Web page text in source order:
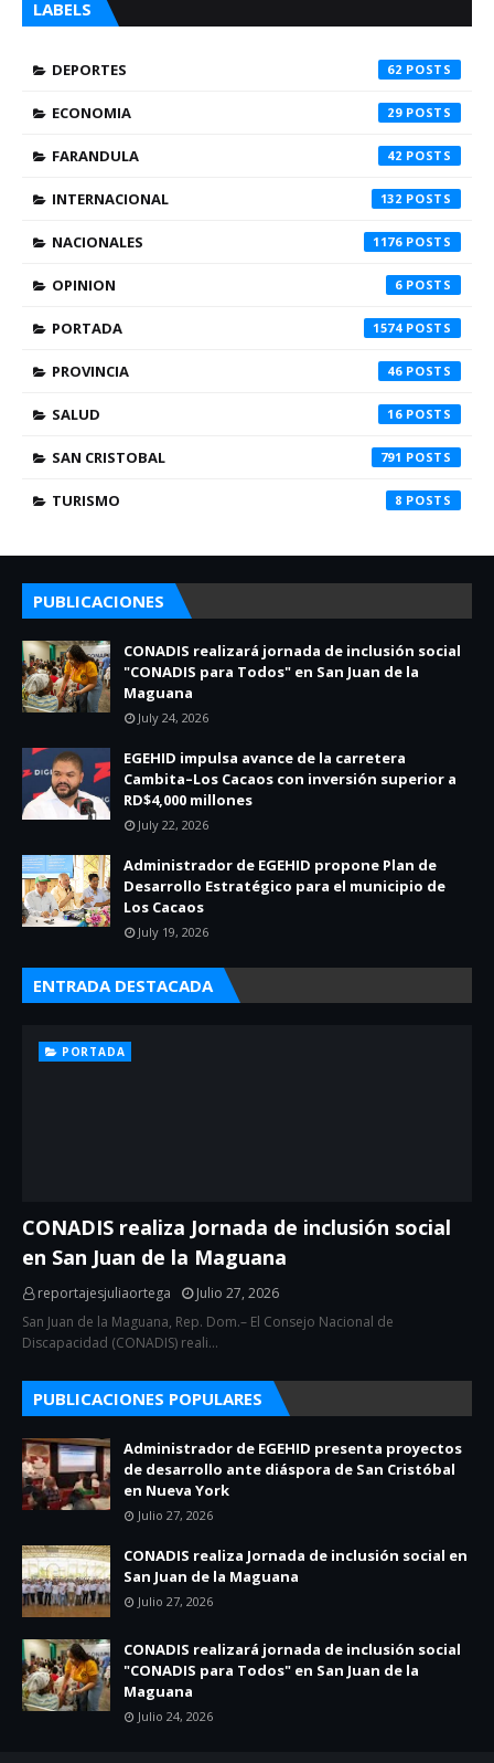
LABELS
DEPORTES 62
ECONOMIA 29
FARANDULA 42
INTERNACIONAL 132
NACIONALES 1176
OPINION 6
PORTADA 1574
PROVINCIA 46
SALUD 16
SAN CRISTOBAL 791
TURISMO 8
PUBLICACIONES
CONADIS realizará jornada de inclusión social
"CONADIS para Todos" en San Juan de la
Maguana
July 24, 2026
EGEHID impulsa avance de la carretera
Cambita–Los Cacaos con inversión superior a
RD$4,000 millones
July 22, 2026
Administrador de EGEHID propone Plan de
Desarrollo Estratégico para el municipio de
Los Cacaos
July 19, 2026
ENTRADA DESTACADA
PORTADA
CONADIS realiza Jornada de inclusión social
en San Juan de la Maguana
reportajesjuliaortega
Julio 27, 2026
San Juan de la Maguana, Rep. Dom.– El Consejo Nacional de
Discapacidad (CONADIS) reali…
PUBLICACIONES POPULARES
Administrador de EGEHID presenta proyectos
de desarrollo ante diáspora de San Cristóbal
en Nueva York
Julio 27, 2026
CONADIS realiza Jornada de inclusión social en
San Juan de la Maguana
Julio 27, 2026
CONADIS realizará jornada de inclusión social
"CONADIS para Todos" en San Juan de la
Maguana
Julio 24, 2026